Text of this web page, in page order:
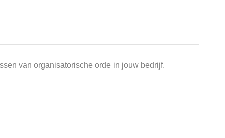
van organisatorische orde in jouw bedrijf.